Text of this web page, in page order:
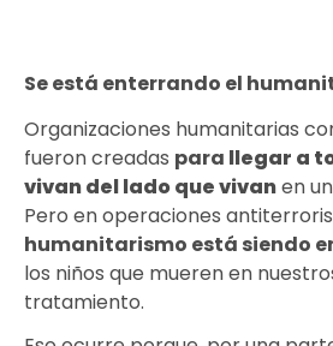
Se está enterrando el
Organizaciones humanitarias
fueron creadas para llegar a
vivan del lado que vivanen
Pero en operaciones
humanitarismo está siendo
los niños que mueren en
tratamiento.